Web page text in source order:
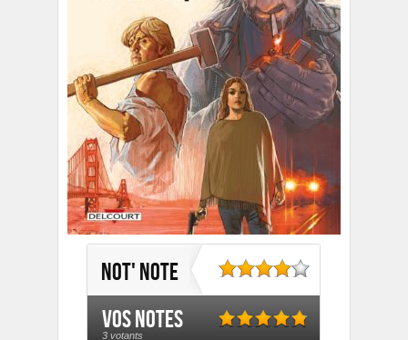
Not' note
Vos notes
3 votants